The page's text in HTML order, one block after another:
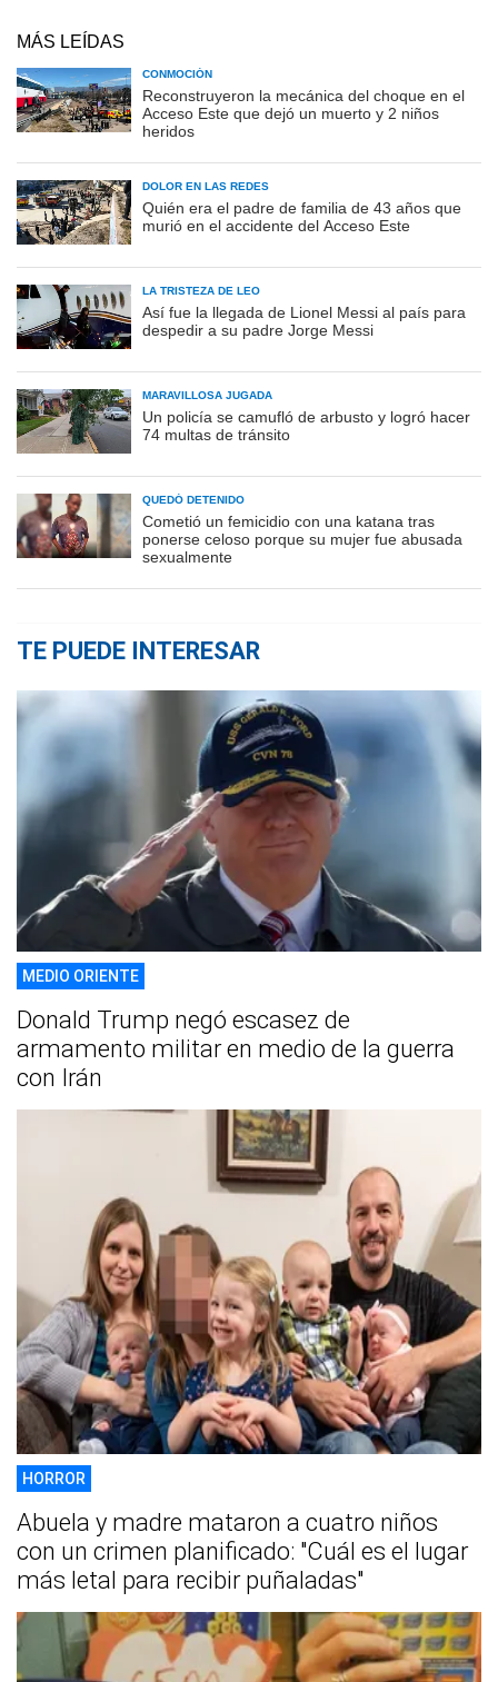
MÁS LEÍDAS
CONMOCIÓN
Reconstruyeron la mecánica del choque en el
Acceso Este que dejó un muerto y 2 niños
heridos
DOLOR EN LAS REDES
Quién era el padre de familia de 43 años que
murió en el accidente del Acceso Este
LA TRISTEZA DE LEO
Así fue la llegada de Lionel Messi al país para
despedir a su padre Jorge Messi
MARAVILLOSA JUGADA
Un policía se camufló de arbusto y logró hacer
74 multas de tránsito
QUEDÓ DETENIDO
Cometió un femicidio con una katana tras
ponerse celoso porque su mujer fue abusada
sexualmente
TE PUEDE INTERESAR
MEDIO ORIENTE
Donald Trump negó escasez de
armamento militar en medio de la guerra
con Irán
HORROR
Abuela y madre mataron a cuatro niños
con un crimen planificado: "Cuál es el lugar
más letal para recibir puñaladas"